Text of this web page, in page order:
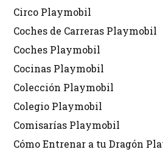
Circo Playmobil
Coches de Carreras Playmobil
Coches Playmobil
Cocinas Playmobil
Colección Playmobil
Colegio Playmobil
Comisarías Playmobil
Cómo Entrenar a tu Dragón